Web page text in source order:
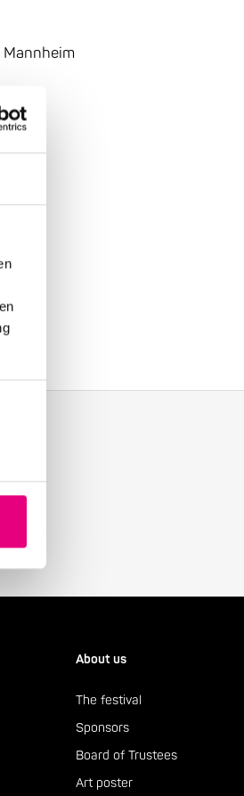
Mannheim
About us
The festival
Sponsors
Board of Trustees
Art poster